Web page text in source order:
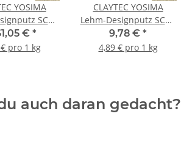
YOSIMA
SCGE
kg BigBag
€ *
pro 1 kg
CLAYTEC YOSIMA
Lehm-Designputz SCGE
3.0 HE - 2 kg Beutel
9,78 € *
4,89 € pro 1 kg
auch daran gedacht?